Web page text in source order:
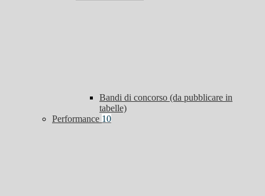
Bandi di concorso (da pubblicare in
tabelle)
Performance 10